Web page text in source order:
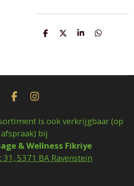
D
D
S
D
F
c
e
b
o
o
k
I
s
t
a
g
r
a
is ook verkrijgbaar (op
afspraak) bij
& Wellness Fikriye
5371 BA Ravenstein